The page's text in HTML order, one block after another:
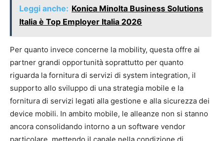
Leggi anche: Konica Minolta Business Solutions
Italia è Top Employer Italia 2026
Per quanto invece concerne la mobility, questa offre ai
partner grandi opportunità soprattutto per quanto
riguarda la fornitura di servizi di system integration, il
supporto allo sviluppo di una strategia mobile e la
fornitura di servizi legati alla gestione e alla sicurezza dei
device mobili. In ambito mobile, le alleanze non si stanno
ancora consolidando intorno a un software vendor